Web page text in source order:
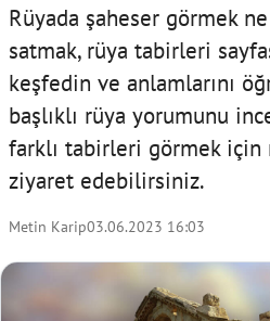
Rüyada şaheser görmek
satmak, rüya tabirleri
keşfedin ve anlamlarını
başlıklı rüya yorumunu
farklı tabirleri görmek için
ziyaret edebilirsiniz.
Metin Karip03.06.2023 16:03